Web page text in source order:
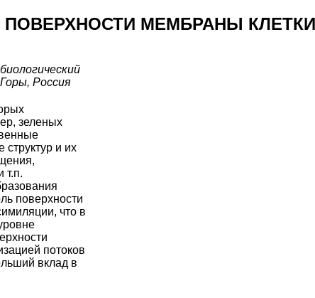
МЕМБРАНЫ
Россия
зеленых
и их
т.п.
поверхности
что в
потоков
вклад в